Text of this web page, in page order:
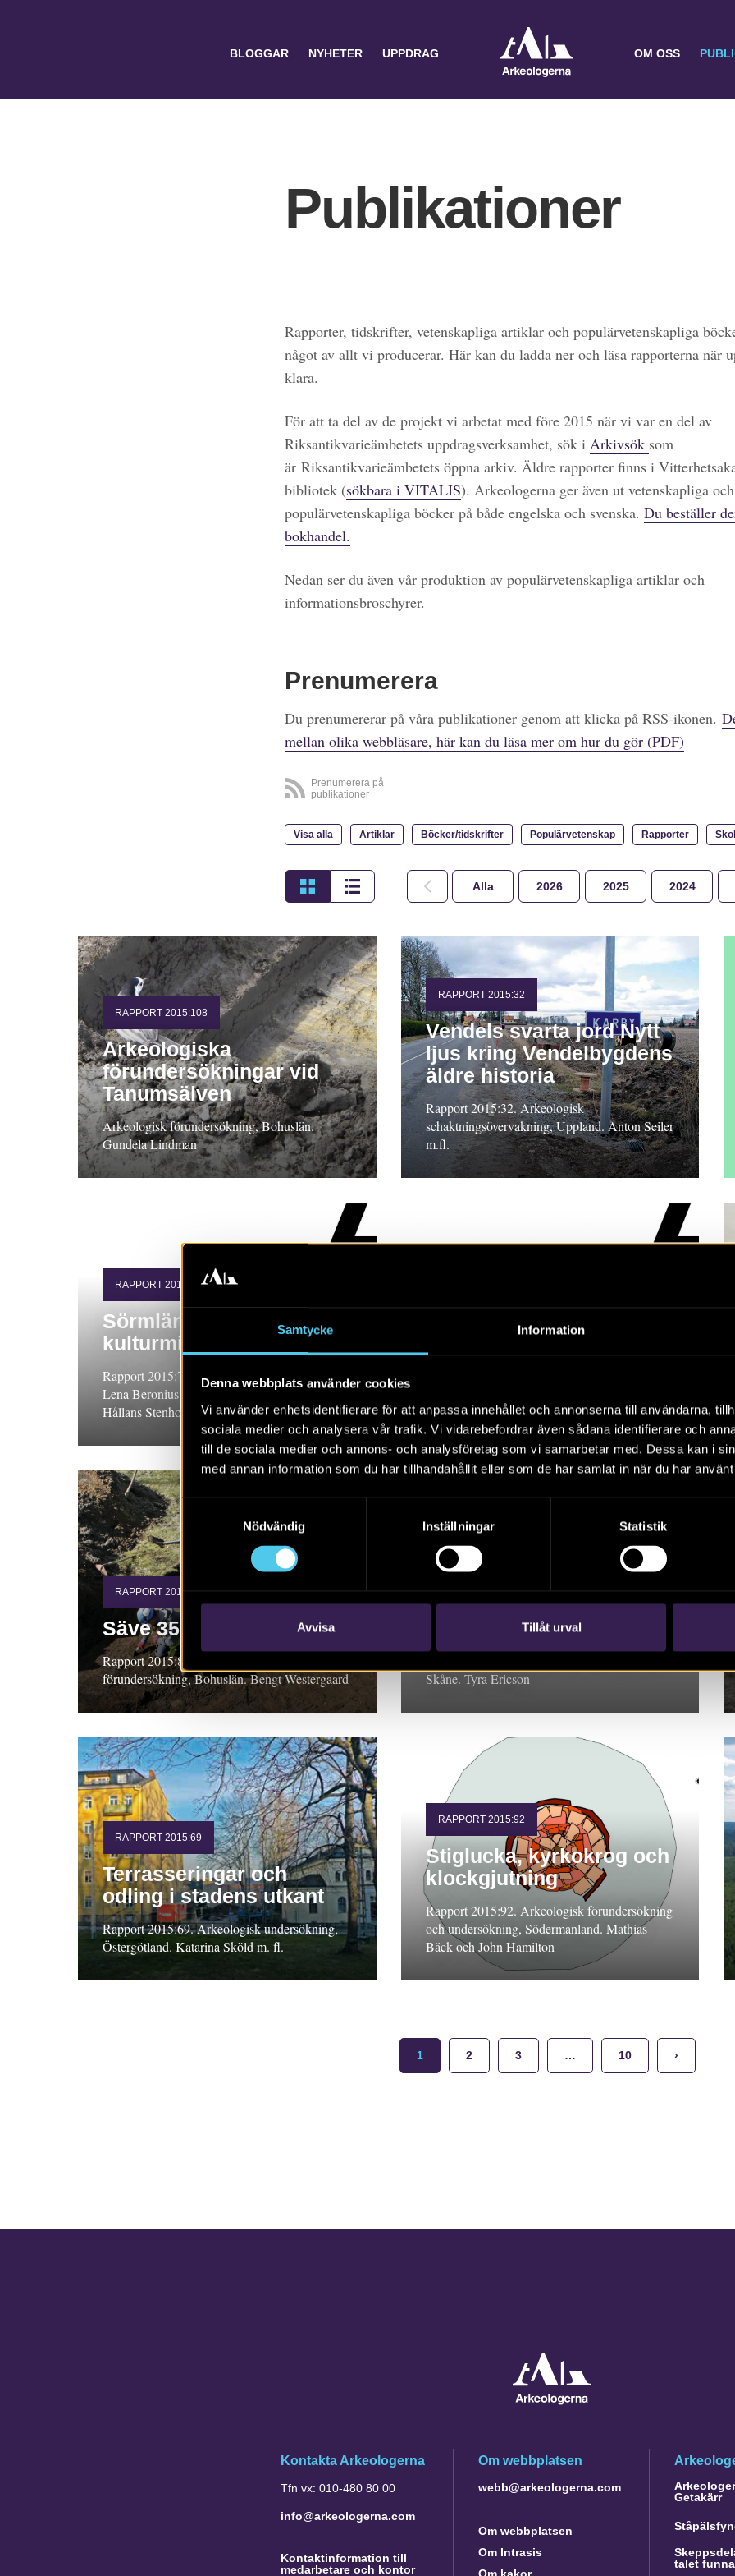
Samtycke Information
Denna webbplats använder cookies
Vi använder enhetsidentifierare för att anpassa innehållet och annonserna till användarna,
sociala medier och analysera vår trafik. Vi vidarebefordrar även sådana identifierare och
till de sociala medier och annons- och analysföretag som vi samarbetar med. Dessa kan i
med annan information som du har tillhandahållit eller som de har samlat in när du har
Nödvändig
Inställningar Statistik
Avvisa Tillåt urval
BLOGGAR NYHETER UPPDRAG OM OSS
Publikationer
Rapporter, tidskrifter, vetenskapliga artiklar och populärvetenskapliga
något av allt vi producerar. Här kan du ladda ner och läsa rapporterna när
klara.
För att ta del av de projekt vi arbetat med före 2015 när vi var en del av
Riksantikvarieämbetets uppdragsverksamhet, sök i Arkivsök som
är Riksantikvarieämbetets öppna arkiv. Äldre rapporter finns i
bibliotek (sökbara i VITALIS). Arkeologerna ger även ut vetenskapliga och
populärvetenskapliga böcker på både engelska och svenska. Du beställer
bokhandel.
Nedan ser du även vår produktion av populärvetenskapliga artiklar och
informationsbroschyrer.
Prenumerera
Du prenumererar på våra publikationer genom att klicka på RSS-ikonen.
mellan olika webbläsare, här kan du läsa mer om hur du gör (PDF)
Prenumerera på
publikationer
Visa alla Artiklar Böcker/tidskrifter Populärvetenskap Rapporter
Alla 2026 2025 2024
RAPPORT 2015:108
Arkeologiska
förundersökningar vid
Tanumsälven
Arkeologisk förundersökning, Bohuslän.
Gundela Lindman
RAPPORT 2015:32
Vendels svarta jord Nytt
ljus kring Vendelbygdens
äldre historia
Rapport 2015:32. Arkeologisk
schaktningsövervakning, Uppland. Anton Seiler
m.fl.
RAPPORT 2015:73
Sörmländska torp i
kulturmiljövården
Rapport 2015:73. FoU-projekt, Södermanland.
Lena Beronius Jörpeland och Ann-Mari
Hållans Stenholm
Omdragning av
kraftledning
förundersökning, Södermanland. Ulf Strucke
RAPPORT 2015:82
Säve 353 och 354
Rapport 2015:82. Arkeologisk
förundersökning, Bohuslän. Bengt Westergaard
RAPPORT 2015:62
förhistoriska
boplatslämningar
Skåne. Tyra Ericson
RAPPORT 2015:69
Terrasseringar och
odling i stadens utkant
Rapport 2015:69. Arkeologisk undersökning,
Östergötland. Katarina Sköld m. fl.
RAPPORT 2015:92
Stiglucka, kyrkokrog och
klockgjutning
Rapport 2015:92. Arkeologisk förundersökning
och undersökning, Södermanland. Mathias
Bäck och John Hamilton
1 2 3 … 10 ›
Kontakta Arkeologerna
Tfn vx: 010-480 80 00
info@arkeologerna.com
Kontaktinformation till
medarbetare och kontor
Om webbplatsen
webb@arkeologerna.com
Om webbplatsen
Om Intrasis
Getakärr
talet